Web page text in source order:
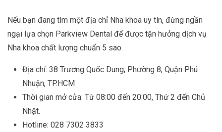
Nếu bạn đang tìm một địa chỉ Nha khoa uy tín, đừng ngần
ngại lựa chọn Parkview Dental để được tận hưởng dịch vụ
Nha khoa chất lượng chuẩn 5 sao.
Địa chỉ: 38 Trương Quốc Dung, Phường 8, Quận Phú
Nhuận, TP.HCM
Thời gian mở cửa: Từ 08:00 đến 20:00, Thứ 2 đến Chủ
Nhật.
Hotline: 028 7302 3833